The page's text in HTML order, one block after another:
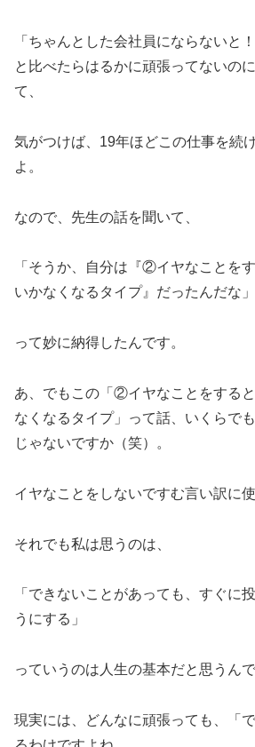
「ちゃんとした会社員にならないと
と比べたらはるかに頑張ってないの
て、
気がつけば、19年ほどこの仕事を続
よ。
なので、先生の話を聞いて、
「そうか、自分は『②イヤなことを
いかなくなるタイプ』だったんだな」
って妙に納得したんです。
あ、でもこの「②イヤなことをする
なくなるタイプ」って話、いくらで
じゃないですか（笑）。
イヤなことをしないですむ言い訳に
それでも私は思うのは、
「できないことがあっても、すぐに
うにする」
っていうのは人生の基本だと思うんで
現実には、どんなに頑張っても、「